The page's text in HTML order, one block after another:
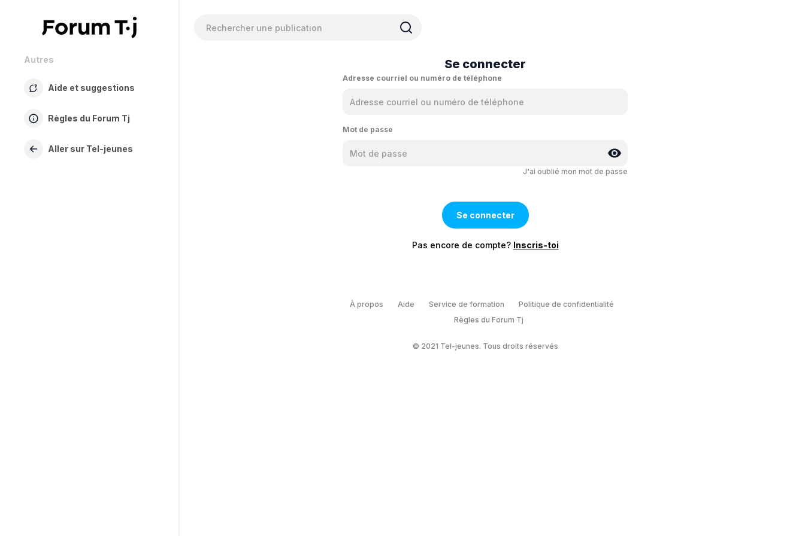
Autres
Aide et suggestions
Règles du Forum Tj
Aller sur Tel-jeunes
Se connecter
Adresse courriel ou numéro de téléphone
Mot de passe
J'ai oublié mon mot de passe
Pas encore de compte? Inscris-toi
À propos Aide Service de formation
Politique de confidentialité
Règles du Forum Tj
© 2021 Tel-jeunes. Tous droits réservés